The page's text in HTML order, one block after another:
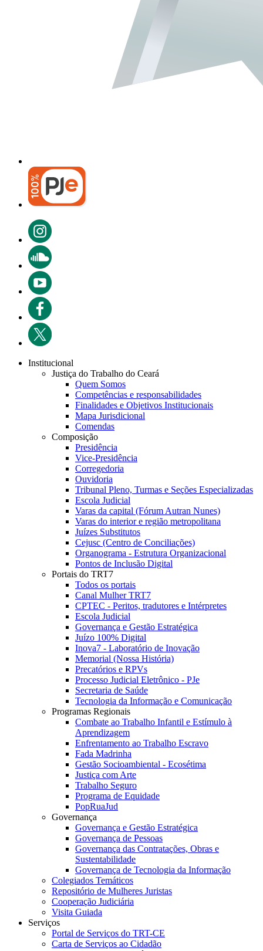
Institucional
Justiça do Trabalho do Ceará
Quem Somos
Competências e responsabilidades
Finalidades e Objetivos Institucionais
Mapa Jurisdicional
Comendas
Composição
Presidência
Vice-Presidência
Corregedoria
Ouvidoria
Tribunal Pleno, Turmas e Seções Especializadas
Escola Judicial
Varas da capital (Fórum Autran Nunes)
Varas do interior e região metropolitana
Juízes Substitutos
Cejusc (Centro de Conciliações)
Organograma - Estrutura Organizacional
Pontos de Inclusão Digital
Portais do TRT7
Todos os portais
Canal Mulher TRT7
CPTEC - Peritos, tradutores e Intérpretes
Escola Judicial
Governança e Gestão Estratégica
Juízo 100% Digital
Inova7 - Laboratório de Inovação
Memorial (Nossa História)
Precatórios e RPVs
Processo Judicial Eletrônico - PJe
Secretaria de Saúde
Tecnologia da Informação e Comunicação
Programas Regionais
Combate ao Trabalho Infantil e Estímulo à
Aprendizagem
Enfrentamento ao Trabalho Escravo
Fada Madrinha
Gestão Socioambiental - Ecosétima
Justiça com Arte
Trabalho Seguro
Programa de Equidade
PopRuaJud
Governança
Governança e Gestão Estratégica
Governança de Pessoas
Governança das Contratações, Obras e
Sustentabilidade
Governança de Tecnologia da Informação
Colegiados Temáticos
Repositório de Mulheres Juristas
Cooperação Judiciária
Visita Guiada
Serviços
Portal de Serviços do TRT-CE
Carta de Serviços ao Cidadão